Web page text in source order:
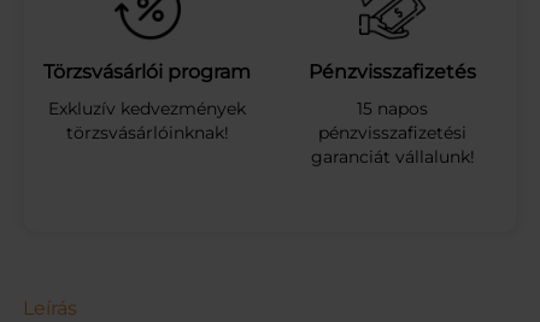
V
A
N
I
L
L
Törzsvásárlói program
Exkluzív kedvezmények
törzsvásárlóinknak!
Pénzvisszafizetés
15 napos
pénzvisszafizetési
garanciát vállalunk!
Leírás